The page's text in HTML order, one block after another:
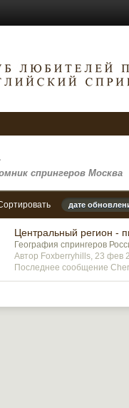
спрингеров Москва
дате
Центральный регион -
География спрингеров
Автор Foxberryhills, 23 фев
Последнее сообщение